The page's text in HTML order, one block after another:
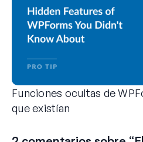
Funciones ocultas de
que existían